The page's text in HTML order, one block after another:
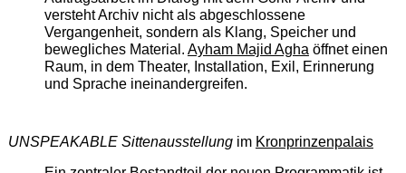
versteht Archiv nicht als abgeschlossene
Vergangenheit, sondern als Klang, Speicher und
bewegliches Material. Ayham Majid Aghaöffnet einen
Raum, in dem Theater, Installation, Exil, Erinnerung
und Sprache ineinandergreifen.
UNSPEAKABLE Sittenausstellungim Kronprinzenpalais